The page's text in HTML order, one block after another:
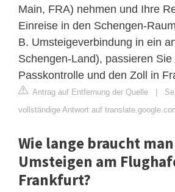
Main, FRA) nehmen und Ihre
Einreise in den Schengen-
B. Umsteigeverbindung in ein
Schengen-Land), passieren Sie
Passkontrolle und den Zoll in
Antrag auf Entfernung der Quelle
vollständige Antwort auf
Wie lange braucht
Umsteigen am
Frankfurt?